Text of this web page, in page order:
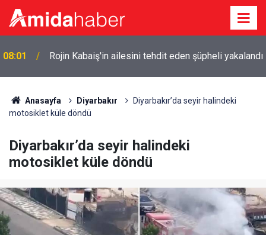
00:15 Kürtler anne-babalarını huzurevine gönderir mi?
Anasayfa Diyarbakır
Diyarbakır’da seyir halindeki
motosiklet küle döndü
Diyarbakır’da seyir halindeki
motosiklet küle döndü